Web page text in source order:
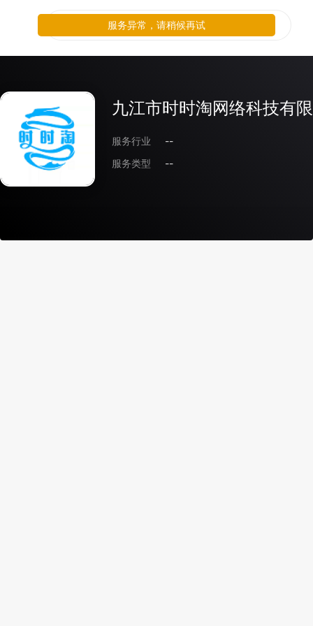
九江市时时淘网络科技有
服务行业
--
服务类型
--
服务异常，请稍候再试